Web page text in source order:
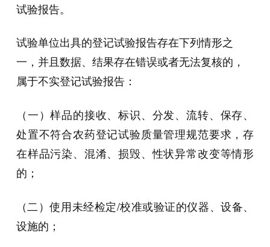
试验报告。
试验单位出具的登记试验报告存在下列情形之
一，并且数据、结果存在错误或者无法复核的，
属于不实登记试验报告：
（一）样品的接收、标识、分发、流转、保存、
处置不符合农药登记试验质量管理规范要求，存
在样品污染、混淆、损毁、性状异常改变等情形
的；
（二）使用未经检定/校准或验证的仪器、设备、
设施的；